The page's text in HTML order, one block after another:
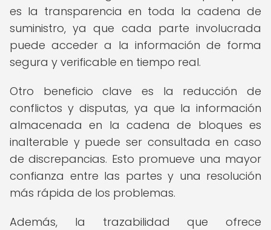
es la transparencia en toda la cadena de
suministro, ya que cada parte involucrada
puede acceder a la información de forma
segura y verificable en tiempo real.
Otro beneficio clave es la reducción de
conflictos y disputas, ya que la información
almacenada en la cadena de bloques es
inalterable y puede ser consultada en caso
de discrepancias. Esto promueve una mayor
confianza entre las partes y una resolución
más rápida de los problemas.
Además, la trazabilidad que ofrece